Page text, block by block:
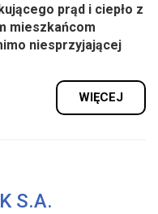
prąd i ciepło z
mieszkańcom
niesprzyjającej
WIĘCEJ
S.A.